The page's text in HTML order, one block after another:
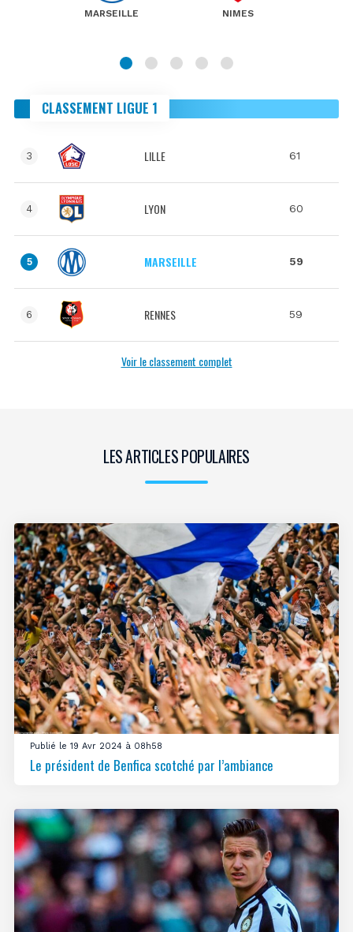
MARSEILLE NIMES
CLASSEMENT LIGUE 1
3 LILLE 61
4 LYON 60
5 MARSEILLE 59
6 RENNES 59
Voir le classement complet
LES ARTICLES POPULAIRES
Publié le 19 Avr 2024 à 08h58
Le président de Benfica scotché par l’ambiance